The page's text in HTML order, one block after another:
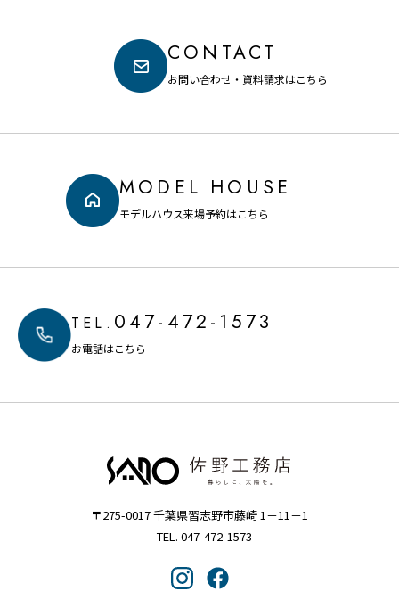
CONTACT
お問い合わせ・資料請求はこちら
MODEL HOUSE
モデルハウス来場予約はこちら
TEL. 047-472-1573
お電話はこちら
〒275-0017 千葉県習志野市藤崎 1－11－1
TEL. 047-472-1573